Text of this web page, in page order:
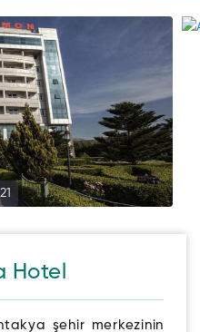
21
Hotel
şehir merkezinin